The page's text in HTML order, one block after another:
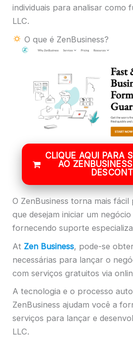
individuais para analisar como
LLC.
O que é ZenBusiness?
CLIQUE AQUI PARA
AO
O ZenBusiness torna mais fácil
que desejam iniciar um
fornecendo suporte
At Zen Business, pode-se
necessárias para lançar o
com serviços gratuitos via
A tecnologia e o processo
ZenBusiness ajudam você a
serviços para lançar e
LLC.